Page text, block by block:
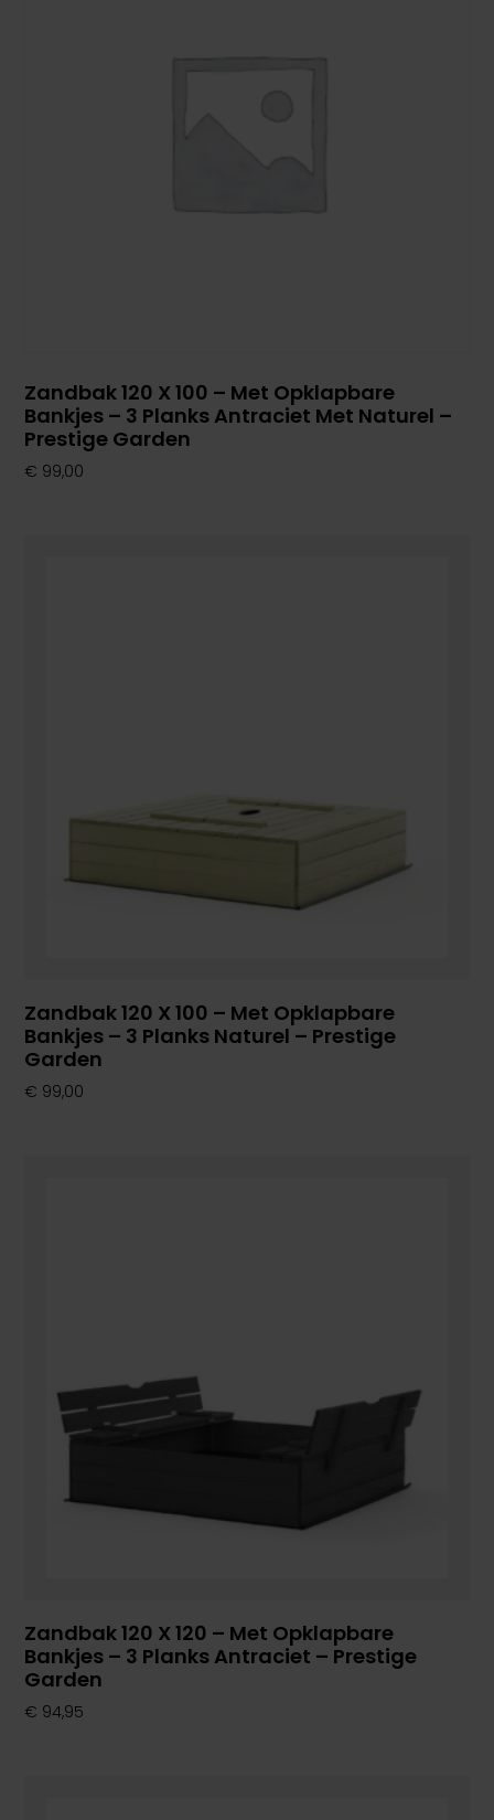
Zandbak 120 X 100 – Met Opklapbare
Bankjes – 3 Planks Antraciet Met Naturel –
Prestige Garden
€ 99,00
Zandbak 120 X 100 – Met Opklapbare
Bankjes – 3 Planks Naturel – Prestige
Garden
€ 99,00
Zandbak 120 X 120 – Met Opklapbare
Bankjes – 3 Planks Antraciet – Prestige
Garden
€ 94,95